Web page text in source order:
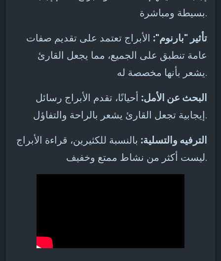
بسيطة ومباشرة.
تأثير "بارنوم": الأبراج تعتمد على تقديم صفات
عامة تنطبق على الجميع، مما يجعل القارئ
يشعر بأنها مخصصة له.
البحث عن الأمل: أحيانًا، تقدم الأبراج رسائل
إيجابية تجعل القارئ يشعر بالراحة والتفاؤل.
الترفيه والتسلية: بالنسبة للكثيرين، قراءة الأبراج
ليست أكثر من نشاط ممتع وخفيف.